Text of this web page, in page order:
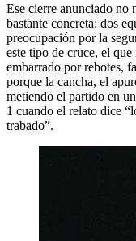
Ese cierre anunciado no
bastante concreta: dos
preocupación por la
este tipo de cruce, el
embarrado por rebotes,
porque la cancha, el
metiendo el partido en
1 cuando el relato dice
trabado”.